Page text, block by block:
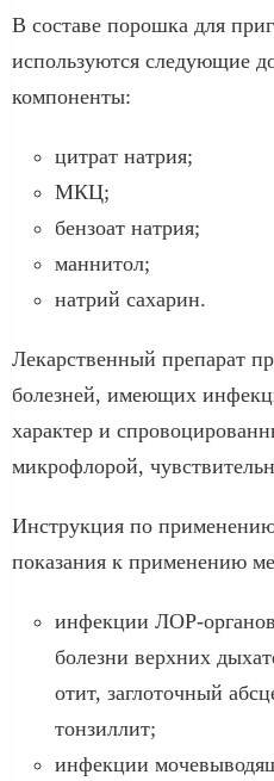
В составе порошка для
используются следующие
компоненты:
цитрат натрия;
МКЦ;
бензоат натрия;
маннитол;
натрий сахарин.
Лекарственный препарат
болезней, имеющих
характер и
микрофлорой,
Инструкция по
показания к применению
инфекции ЛОР-
болезни верхних
отит, заглоточный
тонзиллит;
инфекции